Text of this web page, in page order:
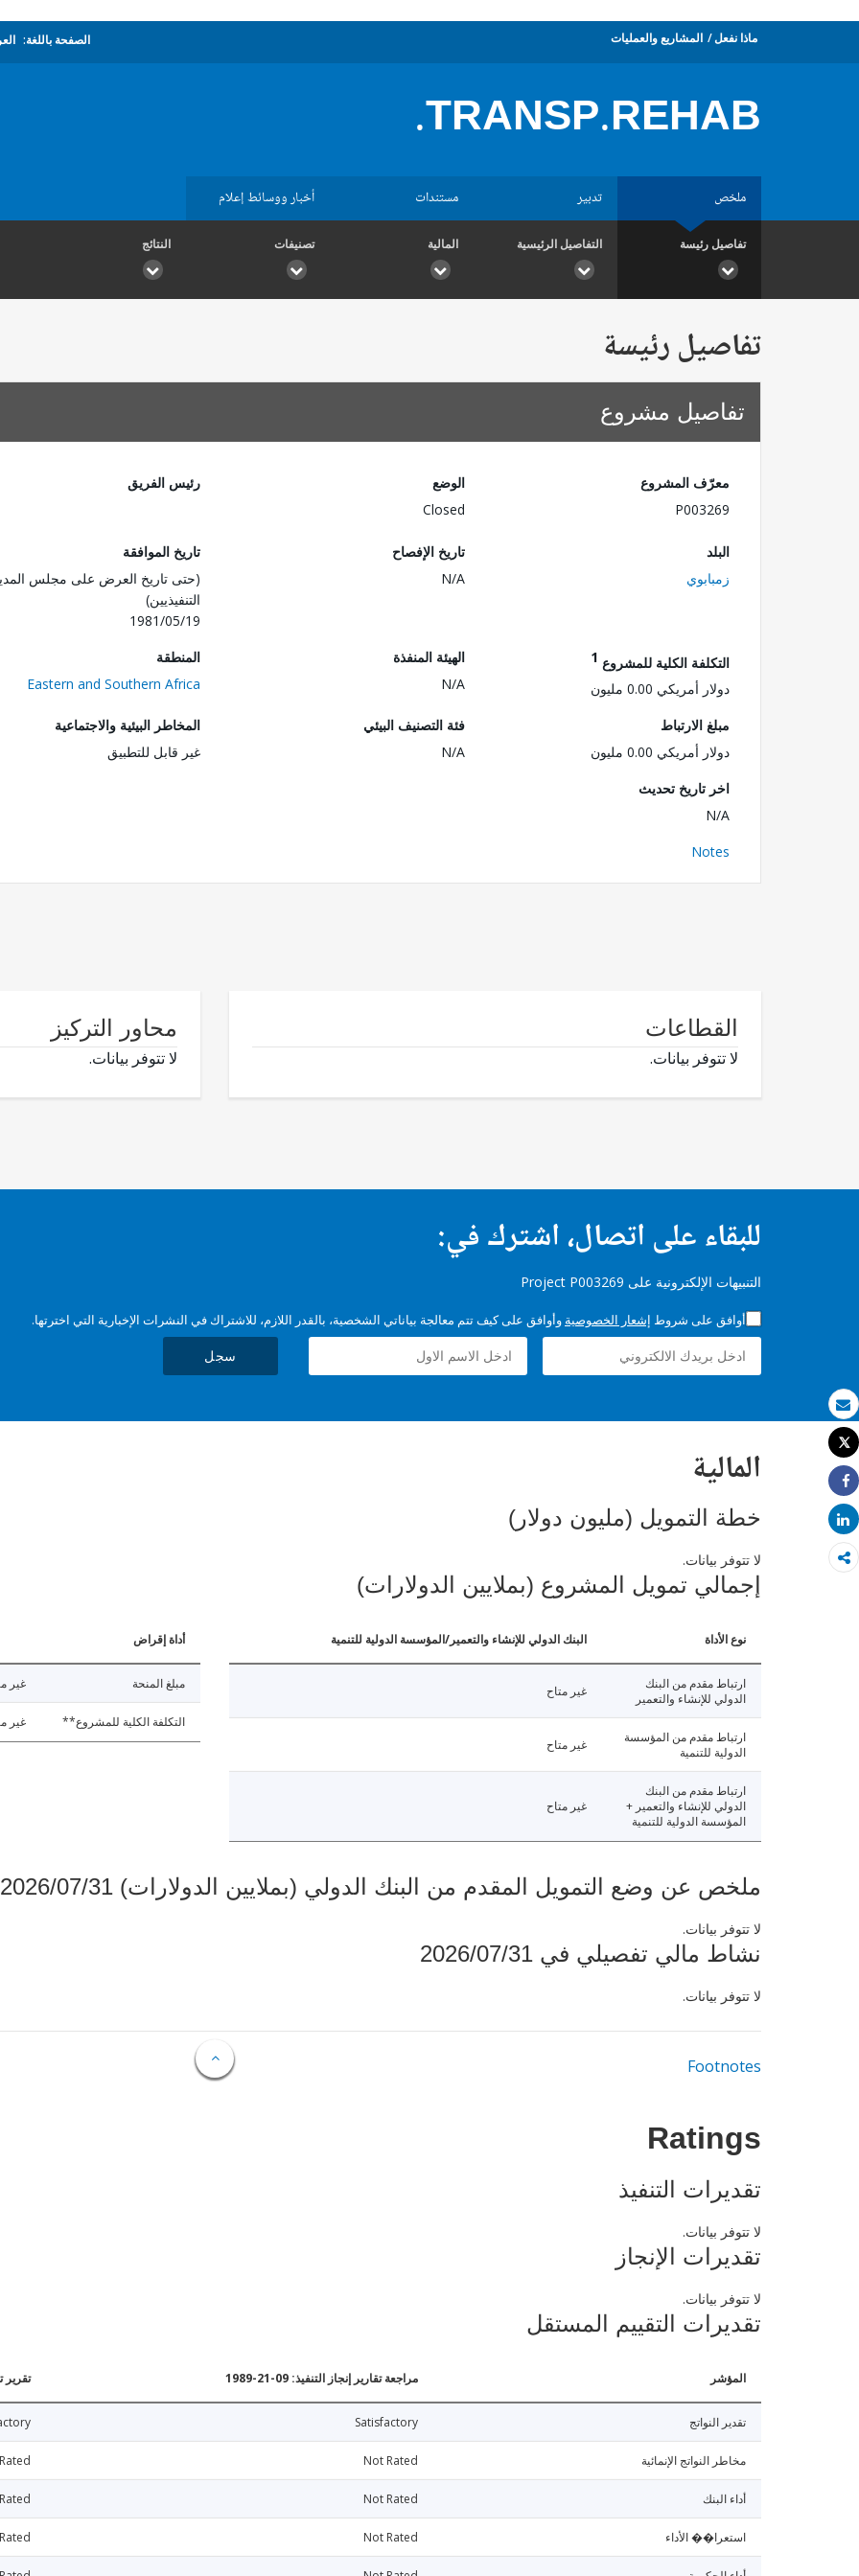
بريد الكتروني
طباعة
Tweet
Share
Share
ماذا نفعل المشاريع والعمليات الصفحة باللغة:
TRANSP.REHAB.
ملخص تدبير مستندات أخبار ووسائط إعلام
تفاصيل رئيسة التفاصيل الرئيسية المالية تصنيفات النتائج
تفاصيل رئيسة
تفاصيل مشروع
معرّف المشروع
P003269
الوضع
Closed
رئيس الفريق
البلد
زمبابوي
تاريخ الإفصاح
N/A
تاريخ الموافقة
(حتى تاريخ العرض على مجلس
التنفيذيين)
1981/05/19
التكلفة الكلية للمشروع 1
دولار أمريكي 0.00 مليون
الهيئة المنفذة
N/A
المنطقة
Eastern and Southern Africa
مبلغ الارتباط
دولار أمريكي 0.00 مليون
فئة التصنيف البيئي
N/A
المخاطر البيئية والاجتماعية
غير قابل للتطبيق
اخر تاريخ تحديث
N/A
Notes
القطاعات
لا تتوفر بيانات.
محاور التركيز
لا تتوفر بيانات.
للبقاء على اتصال، اشترك في:
التنبيهات الإلكترونية على Project P003269
أوافق على شروط إشعار الخصوصية وأوافق على كيف تتم معالجة بياناتي الشخصية، بالقدر اللازم، للاشتراك في النشرات الإخبارية التي اخترتها.
سجل
المالية
خطة التمويل (مليون دولار)
لا تتوفر بيانات.
إجمالي تمويل المشروع (بملايين الدولارات)
نوع الأداة البنك الدولي للإنشاء والتعمير/المؤسسة الدولية للتنمية
ارتباط مقدم من البنك
الدولي للإنشاء والتعمير
غير متاح
ارتباط مقدم من المؤسسة
الدولية للتنمية
غير متاح
ارتباط مقدم من البنك
الدولي للإنشاء والتعمير +
المؤسسة الدولية للتنمية
غير متاح
أداة إقراض
مبلغ المنحة غير
التكلفة الكلية للمشروع** غير
ملخص عن وضع التمويل المقدم من البنك الدولي (بملايين الدولارات) 2026/07/31
لا تتوفر بيانات.
نشاط مالي تفصيلي في 2026/07/31
لا تتوفر بيانات.
Footnotes
Ratings
تقديرات التنفيذ
لا تتوفر بيانات.
تقديرات الإنجاز
لا تتوفر بيانات.
تقديرات التقييم المستقل
المؤشر مراجعة تقارير إنجاز التنفيذ: 09-21-1989 تقرير
تقدير النواتج Satisfactory
مخاطر النواتج الإنمائية Not Rated
أداء البنك Not Rated
استعرا�� الأداء Not Rated